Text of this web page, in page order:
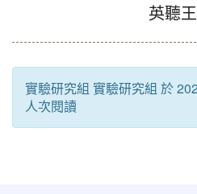
英聽
實驗研究組 實驗研究組 於
人次閱讀